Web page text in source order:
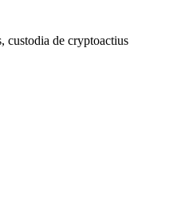
custodia de cryptoactius